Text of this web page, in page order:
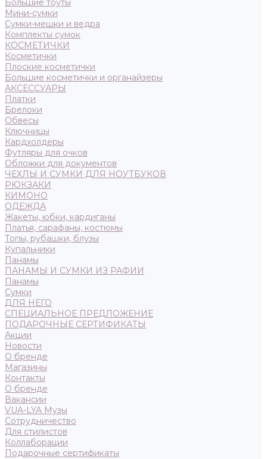
Большие тоуты
Мини-сумки
Сумки-мешки и ведра
Комплекты сумок
КОСМЕТИЧКИ
Косметички
Плоские косметички
Большие косметички и органайзеры
АКСЕССУАРЫ
Платки
Брелоки
Обвесы
Ключницы
Кардхолдеры
Футляры для очков
Обложки для документов
ЧЕХЛЫ И СУМКИ ДЛЯ НОУТБУКОВ
РЮКЗАКИ
КИМОНО
ОДЕЖДА
Жакеты, юбки, кардиганы
Платья, сарафаны, костюмы
Топы, рубашки, блузы
Купальники
Панамы
ПАНАМЫ И СУМКИ ИЗ РАФИИ
Панамы
Сумки
ДЛЯ НЕГО
СПЕЦИАЛЬНОЕ ПРЕДЛОЖЕНИЕ
ПОДАРОЧНЫЕ СЕРТИФИКАТЫ
Акции
Новости
О бренде
Магазины
Контакты
О бренде
Вакансии
VUA-LYA Музы
Сотрудничество
Для стилистов
Коллаборации
Подарочные сертификаты